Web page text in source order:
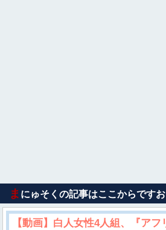
ま にゅそくの記事はここからですお
【動画】白人女性4人組、『ア